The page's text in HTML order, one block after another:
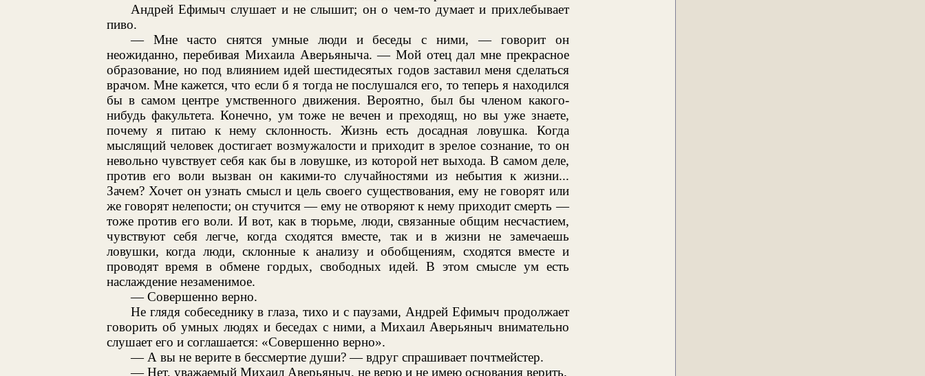
Андрей Ефимыч слушает и не слышит; он о чем-то думает и прихлебывает
пиво.
— Мне часто снятся умные люди и беседы с ними, — говорит он
неожиданно, перебивая Михаила Аверьяныча. — Мой отец дал мне прекрасное
образование, но под влиянием идей шестидесятых годов заставил меня сделаться
врачом. Мне кажется, что если б я тогда не послушался его, то теперь я находился
бы в самом центре умственного движения. Вероятно, был бы членом какого-
нибудь факультета. Конечно, ум тоже не вечен и преходящ, но вы уже знаете,
почему я питаю к нему склонность. Жизнь есть досадная ловушка. Когда
мыслящий человек достигает возмужалости и приходит в зрелое сознание, то он
невольно чувствует себя как бы в ловушке, из которой нет выхода. В самом деле,
против его воли вызван он какими-то случайностями из небытия к жизни...
Зачем? Хочет он узнать смысл и цель своего существования, ему не говорят или
же говорят нелепости; он стучится — ему не отворяют к нему приходит смерть —
тоже против его воли. И вот, как в тюрьме, люди, связанные общим несчастием,
чувствуют себя легче, когда сходятся вместе, так и в жизни не замечаешь
ловушки, когда люди, склонные к анализу и обобщениям, сходятся вместе и
проводят время в обмене гордых, свободных идей. В этом смысле ум есть
наслаждение незаменимое.
— Совершенно верно.
Не глядя собеседнику в глаза, тихо и с паузами, Андрей Ефимыч продолжает
говорить об умных людях и беседах с ними, а Михаил Аверьяныч внимательно
слушает его и соглашается: «Совершенно верно».
— А вы не верите в бессмертие души? — вдруг спрашивает почтмейстер.
— Нет, уважаемый Михаил Аверьяныч, не верю и не имею основания верить.